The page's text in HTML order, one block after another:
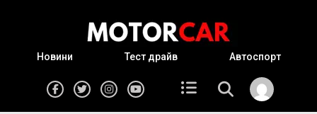
Новини Тест драйв Автоспорт